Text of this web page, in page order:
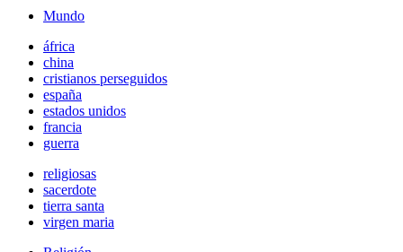
Mundo
áfrica
china
cristianos perseguidos
españa
estados unidos
francia
guerra
religiosas
sacerdote
tierra santa
virgen maria